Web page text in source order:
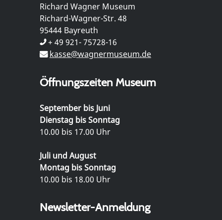
Richard Wagner Museum
Richard-Wagner-Str. 48
95444 Bayreuth
+ 49 921- 75728-16
kasse@wagnermuseum.de
Öffnungszeiten Museum
September bis Juni
Dienstag bis Sonntag
10.00 bis 17.00 Uhr
Juli und August
Montag bis Sonntag
10.00 bis 18.00 Uhr
Newsletter-Anmeldung